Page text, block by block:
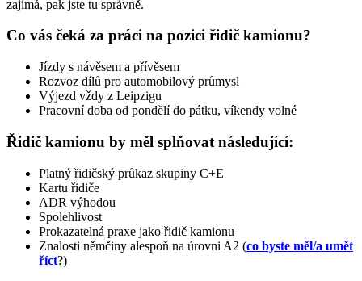
zajímá, pak jste tu správně.
Co vás čeká za práci na pozici řidič kamionu?
Jízdy s návěsem a přívěsem
Rozvoz dílů pro automobilový průmysl
Výjezd vždy z Leipzigu
Pracovní doba od pondělí do pátku, víkendy volné
Řidič kamionu by měl splňovat následující:
Platný řidičský průkaz skupiny C+E
Kartu řidiče
ADR výhodou
Spolehlivost
Prokazatelná praxe jako řidič kamionu
Znalosti němčiny alespoň na úrovni A2 (co byste měl/a umět
říct?)